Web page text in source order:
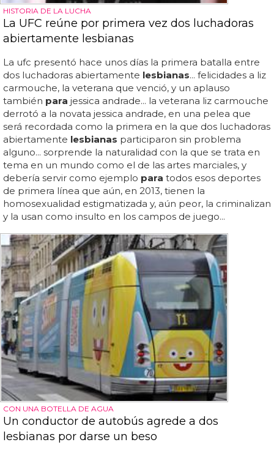
HISTORIA DE LA LUCHA
La UFC reúne por primera vez dos luchadoras
abiertamente lesbianas
La ufc presentó hace unos días la primera batalla entre
dos luchadoras abiertamente lesbianas... felicidades a liz
carmouche, la veterana que venció, y un aplauso
también para jessica andrade... la veterana liz carmouche
derrotó a la novata jessica andrade, en una pelea que
será recordada como la primera en la que dos luchadoras
abiertamente lesbianas participaron sin problema
alguno... sorprende la naturalidad con la que se trata en
tema en un mundo como el de las artes marciales, y
debería servir como ejemplo para todos esos deportes
de primera línea que aún, en 2013, tienen la
homosexualidad estigmatizada y, aún peor, la criminalizan
y la usan como insulto en los campos de juego...
CON UNA BOTELLA DE AGUA
Un conductor de autobús agrede a dos
lesbianas por darse un beso